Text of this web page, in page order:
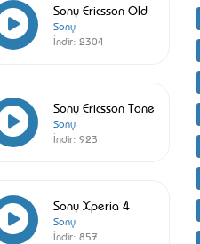
Sony Ericsson Old
Sony
İndir: 2304
Sony Ericsson Tone
Sony
İndir: 923
Sony Xperia 4
Sony
İndir: 857